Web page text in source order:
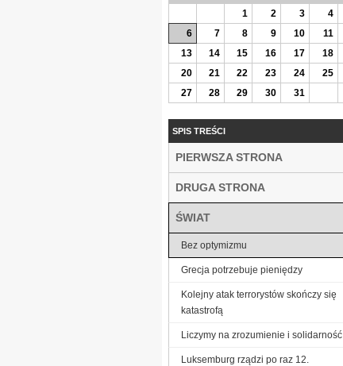
1
2 3 4
6
7 8 9 10 11
13
14 15 16 17 18
20
21 22 23 24 25
27
28 29 30 31
SPIS TREŚCI
PIERWSZA STRONA
DRUGA STRONA
ŚWIAT
Bez optymizmu
Grecja potrzebuje pieniędzy
Kolejny atak terrorystów skończy się
katastrofą
Liczymy na zrozumienie i solidarność
Luksemburg rządzi po raz 12.